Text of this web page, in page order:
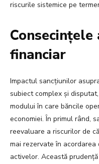
riscurile sistemice pe
financiar
Impactul sancțiunilor
subiect complex și
modului în care băncile
economiei. În primul rând,
reevaluare a riscurilor de
mai rezervate în
activelor. Această